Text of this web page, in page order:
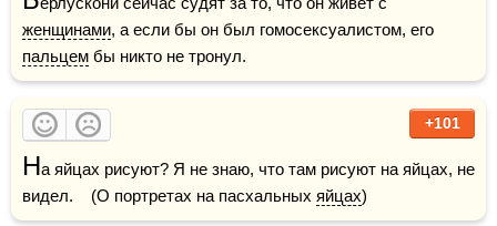
женщинами
пальцем бы никто не тронул.
+101
На яйцах рисуют? Я не знаю, что там рисуют на яйцах, не
видел.    (О портретах на пасхальных яйцах)